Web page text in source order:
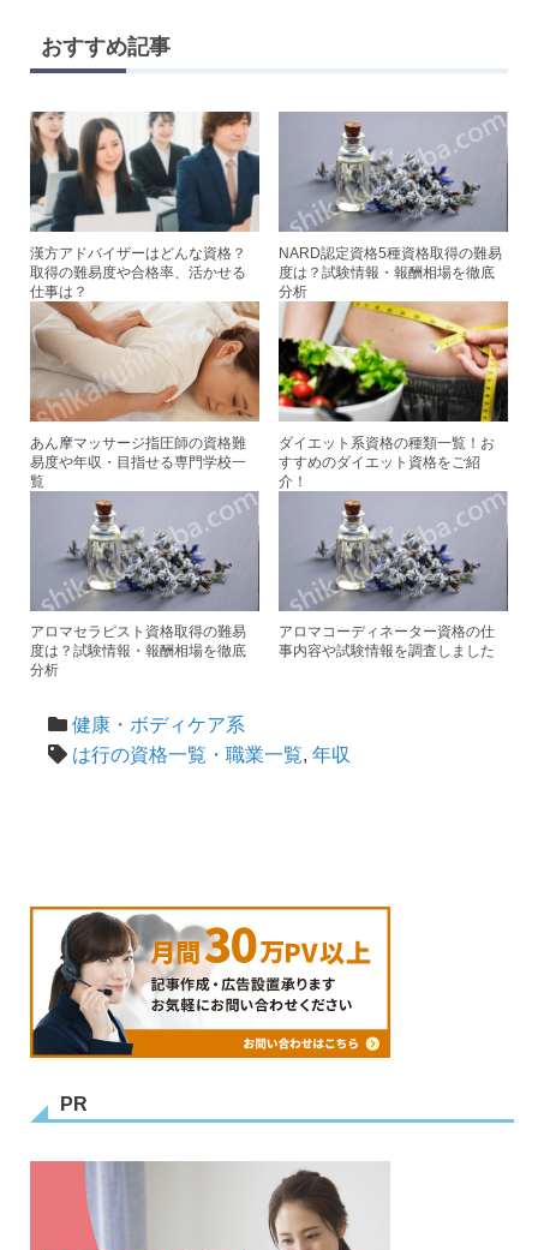
e
tt
er
c
b
o
o
k
st
おすすめ記事
漢方アドバイザーはどんな資格？
取得の難易度や合格率、活かせる
仕事は？
NARD認定資格5種資格取得の難易
度は？試験情報・報酬相場を徹底
分析
あん摩マッサージ指圧師の資格難
易度や年収・目指せる専門学校一
覧
ダイエット系資格の種類一覧！お
すすめのダイエット資格をご紹
介！
アロマセラピスト資格取得の難易
度は？試験情報・報酬相場を徹底
分析
アロマコーディネーター資格の仕
事内容や試験情報を調査しました
健康・ボディケア系
は行の資格一覧・職業一覧, 年収
PR